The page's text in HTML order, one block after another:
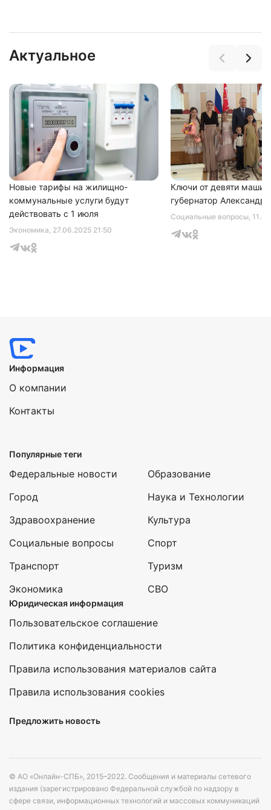
Актуальное
Экономика, 27.06.2025 21:50
Новые тарифы на жилищно-
коммунальные услуги будут
действовать с 1 июля
Социальные вопросы,
Ключи от девяти машин
губернатор Александр
Нажимая на кнопку "Отправить" вы
Информация
О компании
Контакты
Популярные теги
Федеральные новости
Город
Здравоохранение
Социальные вопросы
Транспорт
Экономика
Образование
Наука и Технологии
Культура
Спорт
Туризм
СВО
Юридическая информация
Пользовательское соглашение
Политика конфиденциальности
Правила использования материалов сайта
Правила использования cookies
Предложить новость
© АО «Онлайн-СПБ», 2015–2022. Сообщения и материалы сетевого
издания (зарегистрировано Федеральной службой по надзору в
сфере связи, информационных технологий и массовых коммуникаций